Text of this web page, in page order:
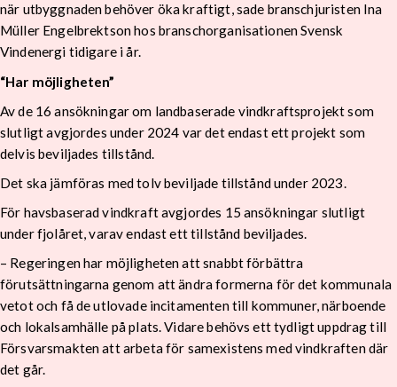
när utbyggnaden behöver öka kraftigt, sade branschjuristen Ina
Müller Engelbrektson hos branschorganisationen Svensk
Vindenergi tidigare i år.
“Har möjligheten”
Av de 16 ansökningar om landbaserade vindkraftsprojekt som
slutligt avgjordes under 2024 var det endast ett projekt som
delvis beviljades tillstånd.
Det ska jämföras med tolv beviljade tillstånd under 2023.
För havsbaserad vindkraft avgjordes 15 ansökningar slutligt
under fjolåret, varav endast ett tillstånd beviljades.
– Regeringen har möjligheten att snabbt förbättra
förutsättningarna genom att ändra formerna för det kommunala
vetot och få de utlovade incitamenten till kommuner, närboende
och lokalsamhälle på plats. Vidare behövs ett tydligt uppdrag till
Försvarsmakten att arbeta för samexistens med vindkraften där
det går.